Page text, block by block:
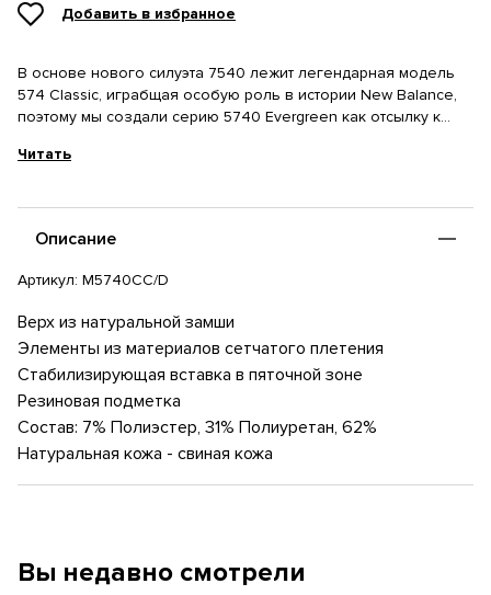
Добавить в избранное
В основе нового силуэта 7540 лежит легендарная модель
574 Classic, играбщая особую роль в истории New Balance,
поэтому мы создали серию 5740 Evergreen как отсылку к
натуральную замшу и материалы сетчатого плетения,
и комфортную посадку по стопе. Объемная промежуточная
приятные ощущения в течение всего дня. Для
стабилизирующей вставкой в пяточной зоне.
Читать
Описание
Артикул: M5740CC/D
Верх из натуральной замши
Элементы из материалов сетчатого плетения
Стабилизирующая вставка в пяточной зоне
Резиновая подметка
Состав: 7% Полиэстер, 31% Полиуретан, 62%
Натуральная кожа - свиная кожа
Вы недавно смотрели